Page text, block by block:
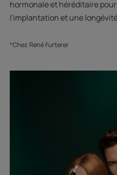
hormonale et héréditaire
l'implantation et une
*Chez René Furterer